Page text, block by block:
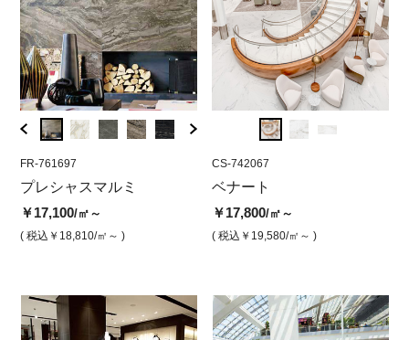
FR-761697
プレシャスマルミ
￥17,100/㎡～
( 税込￥18,810/㎡～ )
FR-761697
プレシャスマルミ クレマ
(光沢)
￥17,100 /㎡
CS-742080
ベナート カラカタ
￥18,800 /㎡
( 税込￥20,680 /㎡ )
CS-742067
ベナート
￥17,800/㎡～
( 税込￥19,580/㎡～ )